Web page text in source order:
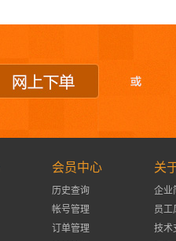
会员中心
历史查询
帐号管理
订单管理
关
企业
员工
技术